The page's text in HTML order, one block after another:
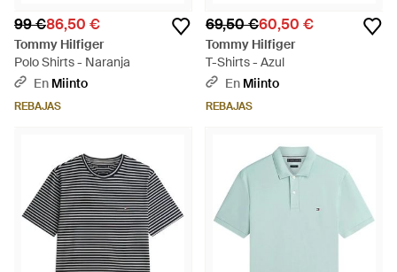
99 €86,50 €
Tommy Hilfiger
Polo Shirts - Naranja
En Miinto
REBAJAS
69,50 €60,50 €
Tommy Hilfiger
T-Shirts - Azul
En Miinto
REBAJAS